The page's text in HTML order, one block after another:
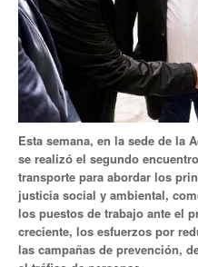
Secretarías
Secretaría general
Secretaría general adjunta
Secretaría de actas
Secretaría administrativa
Secretario tesorero
Secretaría gremial
Esta semana, en la sede de la
se realizó el segundo
transporte para abordar los
justicia social y ambiental,
los puestos de trabajo ante el
creciente, los esfuerzos por
las campañas de prevención,